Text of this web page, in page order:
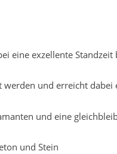
exzellente Standzeit
und erreicht dabei
und eine
und Stein